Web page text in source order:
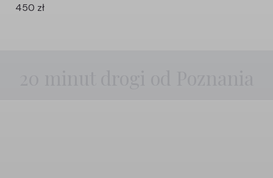
450 zł